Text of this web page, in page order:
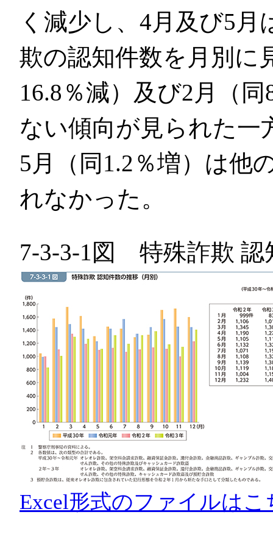
く減少し、4月及び5
欺の認知件数を月別に
16.8％減）及び2月（
ない傾向が見られた一
5月（同1.2％増）は他
れなかった。
7-3-3-1図 特殊詐欺 認
Excel形式のファイルはこ